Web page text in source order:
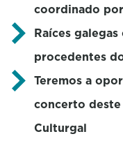
coordinado
Raíces
procedentes
Teremos a
concerto
Culturgal